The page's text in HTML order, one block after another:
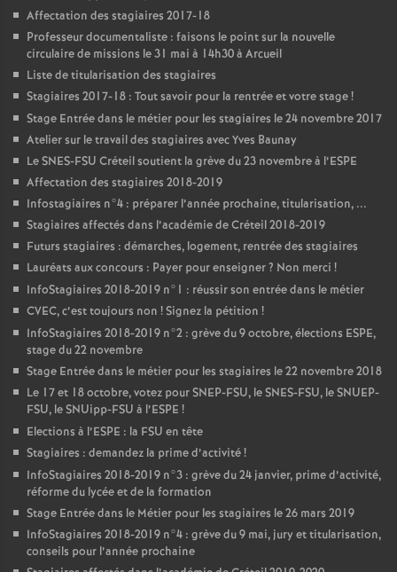
Affectation des stagiaires 2017-18
Professeur documentaliste : faisons le point sur la nouvelle
circulaire de missions le 31 mai à 14h30 à Arcueil
Liste de titularisation des stagiaires
Stagiaires 2017-18 : Tout savoir pour la rentrée et votre stage!
Stage Entrée dans le métier pour les stagiaires le 24 novembre 2017
Atelier sur le travail des stagiaires avec Yves Baunay
LeSNES-FSU Créteil soutient la grève du 23 novembre à l’ESPE
Affectation des stagiaires 2018-2019
Infostagiaires n°4 : préparer l’année prochaine, titularisation, ...
Stagiaires affectés dans l’académie de Créteil 2018-2019
Futurs stagiaires : démarches, logement, rentrée des stagiaires
Lauréats aux concours : Payer pour enseigner? Non merci !
InfoStagiaires 2018-2019 n°1 : réussir son entrée dans le métier
CVEC, c’est toujours non ! Signez la pétition !
InfoStagiaires 2018-2019 n°2 : grève du 9 octobre, élections ESPE,
stage du 22 novembre
Stage Entrée dans le métier pour les stagiaires le 22 novembre 2018
Le 17 et 18 octobre, votez pourSNEP-FSU, leSNES-FSU, leSNUEP-
FSU, le SNUipp-FSU à l’ESPE !
Elections à l’ESPE : la FSU en tête
Stagiaires : demandez la prime d’activité!
InfoStagiaires 2018-2019 n°3 : grève du 24 janvier, prime d’activité,
réforme du lycée et de la formation
Stage Entrée dans le Métier pour les stagiaires le 26 mars 2019
InfoStagiaires 2018-2019 n°4 : grève du 9 mai, jury et titularisation,
conseils pour l’année prochaine